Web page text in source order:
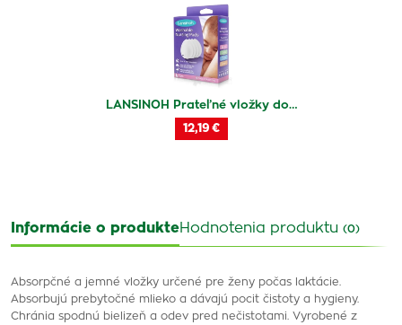
LANSINOH Prateľné vložky do…
12,19 €
Informácie o produkteHodnotenia produktu (0)
Absorpčné a jemné vložky určené pre ženy počas laktácie.
Absorbujú prebytočné mlieko a dávajú pocit čistoty a hygieny.
Chránia spodnú bielizeň a odev pred nečistotami. Vyrobené z